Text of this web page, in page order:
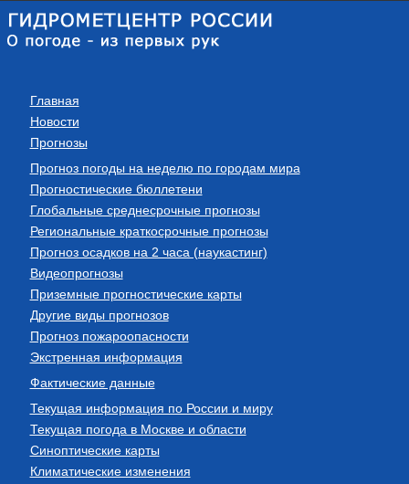
Главная
Новости
Прогнозы
Прогноз погоды на неделю по городам мира
Прогностические бюллетени
Глобальные среднесрочные прогнозы
Региональные краткосрочные прогнозы
Прогноз осадков на 2 часа (наукастинг)
Видеопрогнозы
Приземные прогностические карты
Другие виды прогнозов
Прогноз пожароопасности
Экстренная информация
Фактические данные
Текущая информация по России и миру
Текущая погода в Москве и области
Синоптические карты
Климатические изменения